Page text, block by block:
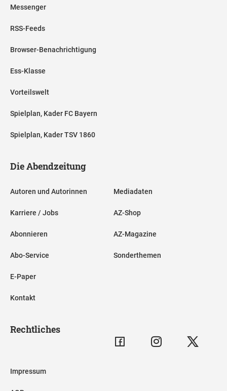
Messenger
RSS-Feeds
Browser-Benachrichtigung
Ess-Klasse
Vorteilswelt
Spielplan, Kader FC Bayern
Spielplan, Kader TSV 1860
Die Abendzeitung
Autoren und Autorinnen
Karriere / Jobs
Abonnieren
Abo-Service
E-Paper
Kontakt
Mediadaten
AZ-Shop
AZ-Magazine
Sonderthemen
Rechtliches
Impressum